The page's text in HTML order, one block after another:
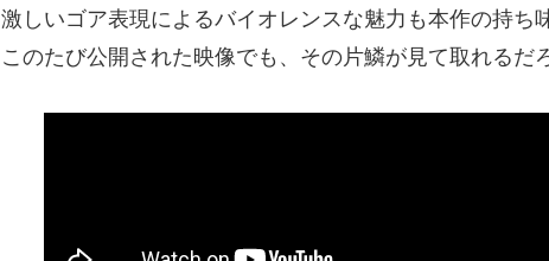
激しいゴア表現によるバイオレンスな魅力も本作の持ち
このたび公開された映像でも、その片鱗が見て取れるだ